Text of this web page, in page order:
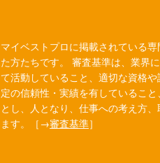
マイベストプロに掲載されている
た方たちです。 審査基準は、業界
て活動していること、適切な資格
定の信頼性・実績を有しているこ
とし、人となり、仕事への考え方
ます。［→審査基準］